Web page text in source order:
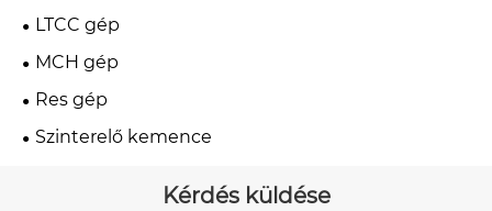
LTCC gép
MCH gép
Res gép
Szinterelő kemence
Kérdés küldése